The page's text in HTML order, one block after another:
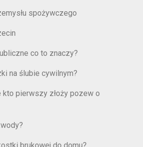
spożywczego
co to znaczy?
na ślubie cywilnym?
kto pierwszy złoży pozew o
brukowej do domu?